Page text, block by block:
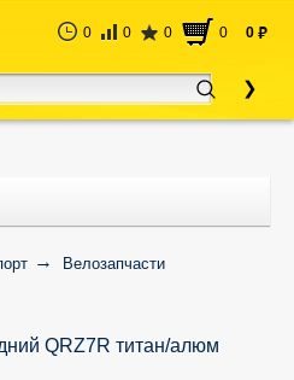
0 0 0 0 0 руб
Велозапчасти
QRZ7R титан/алюм